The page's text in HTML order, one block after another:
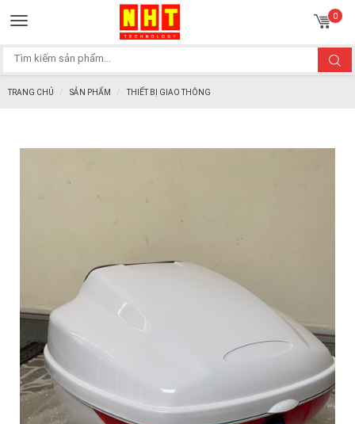
Toggle
navigation
0
TRANG CHỦ SẢN PHẨM THIẾT BỊ GIAO THÔNG